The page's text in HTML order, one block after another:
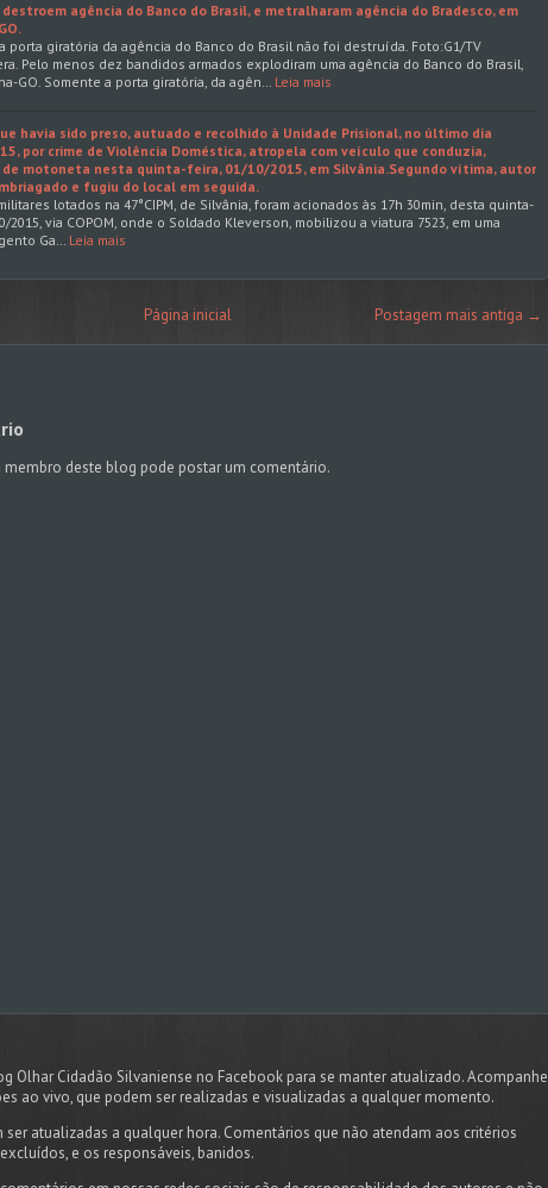
destroem agência do Banco do Brasil, e metralharam agência do Bradesco, em
porta giratória da agência do Banco do Brasil não foi destruída. Foto:G1/TV
Pelo menos dez bandidos armados explodiram uma agência do Banco do Brasil,
GO. Somente a porta giratória, da agên… Leia mais
havia sido preso, autuado e recolhido à Unidade Prisional, no último dia
por crime de Violência Doméstica, atropela com veículo que conduzia,
motoneta nesta quinta-feira, 01/10/2015, em Silvânia.Segundo vítima, autor
e fugiu do local em seguida.
lotados na 47°CIPM, de Silvânia, foram acionados às 17h 30min, desta quinta-
2015, via COPOM, onde o Soldado Kleverson, mobilizou a viatura 7523, em uma
Ga… Leia mais
Postagem mais antiga →
Página inicial
membro deste blog pode postar um comentário.
Olhar Cidadão Silvaniense no Facebook para se manter atualizado. Acompanhe
ao vivo, que podem ser realizadas e visualizadas a qualquer momento.
atualizadas a qualquer hora. Comentários que não atendam aos critérios
e os responsáveis, banidos.